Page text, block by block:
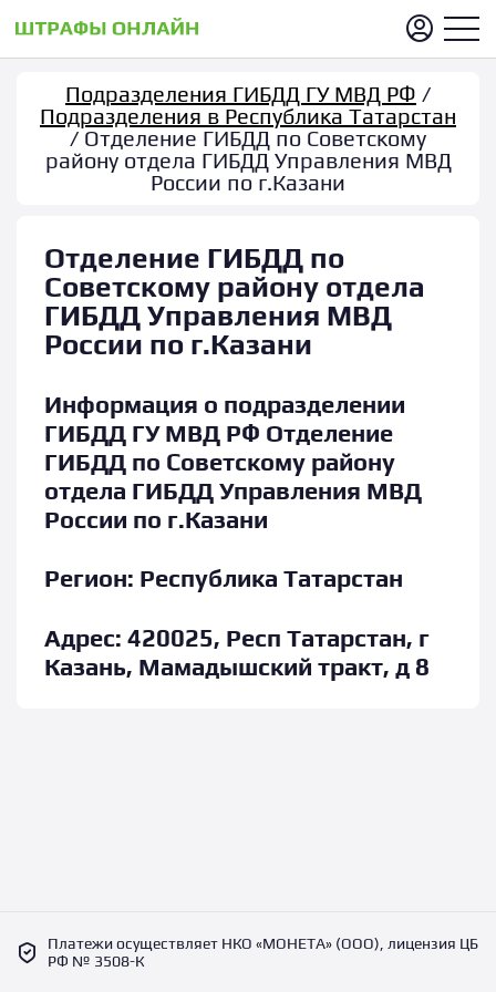
Подразделения ГИБДД ГУ МВД РФ /
Подразделения в Республика Татарстан
/ Отделение ГИБДД по Советскому
району отдела ГИБДД Управления МВД
России по г.Казани
Отделение ГИБДД по
Советскому району отдела
ГИБДД Управления МВД
России по г.Казани
Информация о подразделении
ГИБДД ГУ МВД РФ Отделение
ГИБДД по Советскому району
отдела ГИБДД Управления МВД
России по г.Казани
Регион: Республика Татарстан
Адрес: 420025, Респ Татарстан, г
Казань, Мамадышский тракт, д 8
Платежи осуществляет НКО «МОНЕТА» (ООО), лицензия ЦБ
РФ № 3508-К